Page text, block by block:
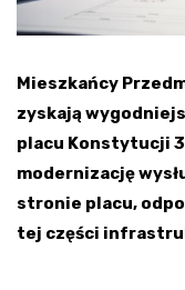
Mieszkańcy
zyskają
placu Konstytucji
modernizację
stronie placu,
tej części